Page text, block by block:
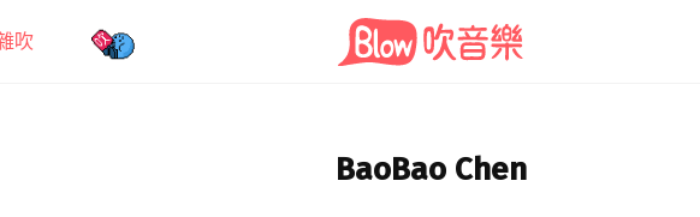
吹
BaoBao Chen